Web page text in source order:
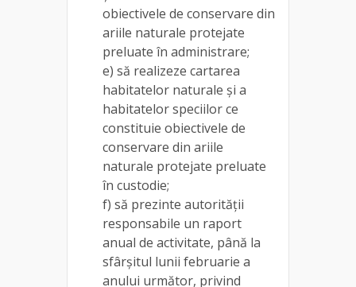
obiectivele de conservare din
ariile naturale protejate
preluate în administrare;
e) să realizeze cartarea
habitatelor naturale şi a
habitatelor speciilor ce
constituie obiectivele de
conservare din ariile
naturale protejate preluate
în custodie;
f) să prezinte autorităţii
responsabile un raport
anual de activitate, până la
sfârşitul lunii februarie a
anului următor, privind